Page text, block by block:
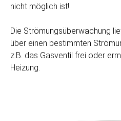
nicht möglich ist!
Die Strömungsüberwachung
über einen bestimmten
z.B. das Gasventil frei oder
Heizung.